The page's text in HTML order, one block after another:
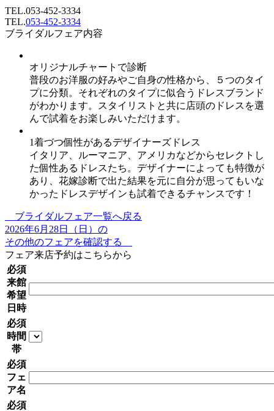
TEL.053-452-3334
TEL.053-452-3334
ブライダルフェア内容
オリジナルチャートで診断
普段のお洋服の好みやご自身の性格から、５つのタイ
プに分類。それぞれのタイプに似合うドレスブランド
がわかります。スタイリストと共に店頭のドレスを選
んで試着をお楽しみいただけます。
1着づつ個性があるデザイナーズドレス
イタリア、ルーマニア、アメリカなどからセレクトし
た個性あるドレスたち。デザイナーによっても特徴が
あり、花嫁診断で出た結果を元に自分が思ってもいな
かったドレスデザインも試着できるチャンスです！
ブライダルフェア一覧へ戻る
2026年6月28日（日）の
その他のフェアを確認する
フェア来店予約はこちらから
必須
来館
希望
日時
必須
時間
帯
必須
フェ
ア名
必須